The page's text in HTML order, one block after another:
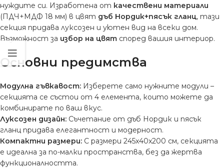
нуждите си. Изработена от качествени материали
(ПДЧ+МДФ 18 мм) в цвят дъб Нордик+пясък гланц, тази
секция придава луксозен и уютен вид на всеки дом.
Възможност за избор на цвят според вашия интериор.
Основни предимства
Модулна гъвкавост: Изберете само нужните модули –
секцията се състои от 4 елемента, които можете да
комбинирате по ваш вкус.
Луксозен дизайн: Съчетание от дъб Нордик и пясък
гланц придава елегантност и модерност.
Компактни размери: С размери 245x40x200 см, секцията
е идеална за по-малки пространства, без да жертва
функционалността.